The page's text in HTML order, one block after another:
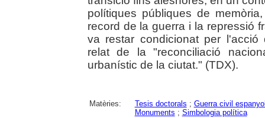
polítiques públiques de
record de la guerra i la repressió
va restar condicionat per l'acció
relat de la "reconciliació
urbanístic de la ciutat." (TDX).
Matèries: Tesis doctorals ; Guerra civil
Monuments ; Simbologia política